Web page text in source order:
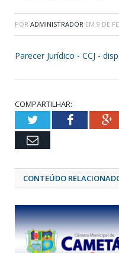
POR ADMINISTRADOR EM 9 DE
Parecer Jurídico - CCJ -
COMPARTILHAR:
TwitterFacebook
Email
CONTEÚDO